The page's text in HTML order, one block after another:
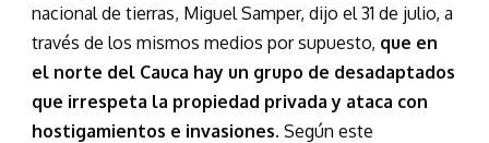
nacional de tierras, Miguel Samper, dijo el 31 de julio, a
través de los mismos medios por supuesto, que en
el norte del Cauca hay un grupo de desadaptados
que irrespeta la propiedad privada y ataca con
hostigamientos e invasiones. Según este